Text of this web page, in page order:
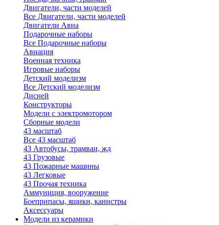
Двигатели, части моделей
Все Двигатели, части моделей
Двигатели Авиа
Подарочные наборы
Все Подарочные наборы
Авиация
Военная техника
Игровые наборы
Детский моделизм
Все Детский моделизм
Дисней
Конструкторы
Модели с электромотором
Сборные модели
43 масштаб
Все 43 масштаб
43 Автобусы, трамваи, жд
43 Грузовые
43 Пожарные машины
43 Легковые
43 Прочая техника
Аммуниция, вооружение
Боеприпасы, ящики, канистры
Аксессуары
Модели из керамики